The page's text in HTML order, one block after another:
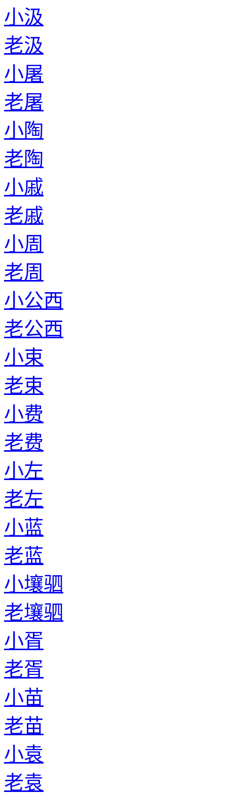
小汲
老汲
小屠
老屠
小陶
老陶
小戚
老戚
小周
老周
小公西
老公西
小束
老束
小费
老费
小左
老左
小蓝
老蓝
小壤驷
老壤驷
小胥
老胥
小苗
老苗
小袁
老袁